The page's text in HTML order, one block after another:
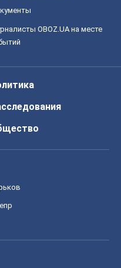
OBOZ.UA на месте